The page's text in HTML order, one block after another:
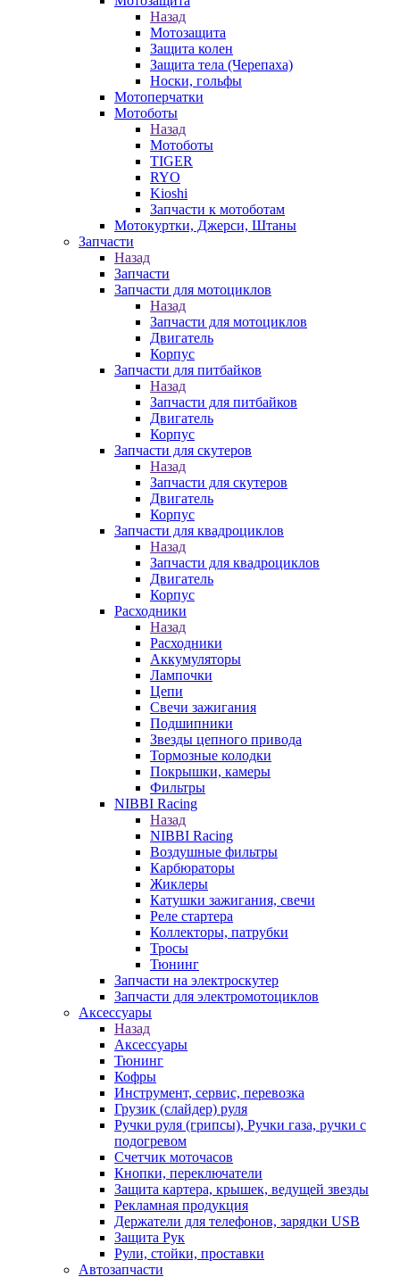
Назад
Мотозащита
Защита колен
Защита тела (Черепаха)
Носки, гольфы
Мотоперчатки
Мотоботы
Назад
Мотоботы
TIGER
RYO
Kioshi
Запчасти к мотоботам
Мотокуртки, Джерси, Штаны
Запчасти
Назад
Запчасти
Запчасти для мотоциклов
Назад
Запчасти для мотоциклов
Двигатель
Корпус
Запчасти для питбайков
Назад
Запчасти для питбайков
Двигатель
Корпус
Запчасти для скутеров
Назад
Запчасти для скутеров
Двигатель
Корпус
Запчасти для квадроциклов
Назад
Запчасти для квадроциклов
Двигатель
Корпус
Расходники
Назад
Расходники
Аккумуляторы
Лампочки
Цепи
Свечи зажигания
Подшипники
Звезды цепного привода
Тормозные колодки
Покрышки, камеры
Фильтры
NIBBI Racing
Назад
NIBBI Racing
Воздушные фильтры
Карбюраторы
Жиклеры
Катушки зажигания, свечи
Реле стартера
Коллекторы, патрубки
Тросы
Тюнинг
Запчасти на электроскутер
Запчасти для электромотоциклов
Аксессуары
Назад
Аксессуары
Тюнинг
Кофры
Инструмент, сервис, перевозка
Грузик (слайдер) руля
Ручки руля (грипсы), Ручки газа, ручки с
подогревом
Счетчик моточасов
Кнопки, переключатели
Защита картера, крышек, ведущей звезды
Рекламная продукция
Держатели для телефонов, зарядки USB
Защита Рук
Рули, стойки, проставки
Автозапчасти